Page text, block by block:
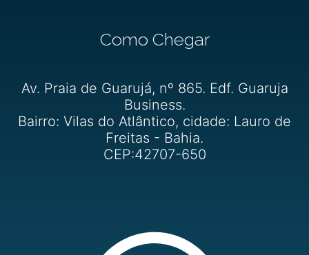
Como Chegar
Av. Praia de Guarujá, nº 865. Edf. Guaruja
Business.
Bairro: Vilas do Atlântico, cidade: Lauro de
Freitas - Bahia.
CEP:42707-650